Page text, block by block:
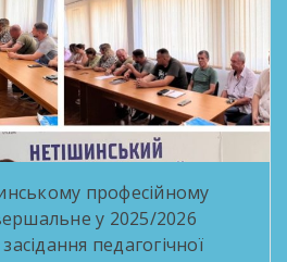
професійному
у 2025/2026
педагогічної